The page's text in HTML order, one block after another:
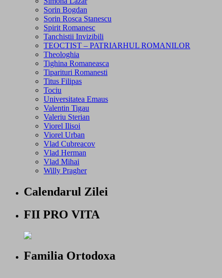
Sorin Bogdan
Sorin Rosca Stanescu
Spirit Romanesc
Tanchistii Invizibili
TEOCTIST – PATRIARHUL ROMANILOR
Theologhia
Tighina Romaneasca
Tiparituri Romanesti
Titus Filipas
Tociu
Universitatea Emaus
Valentin Tigau
Valeriu Sterian
Viorel Ilisoi
Viorel Urban
Vlad Cubreacov
Vlad Herman
Vlad Mihai
Willy Pragher
Calendarul Zilei
FII PRO VITA
Familia Ortodoxa